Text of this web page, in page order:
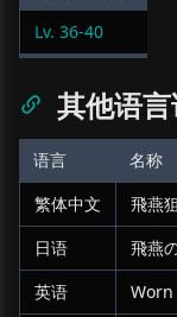
Lv. 36-40
其他语言
语言
名称
繁体中文
飛燕
日语
飛燕
英语